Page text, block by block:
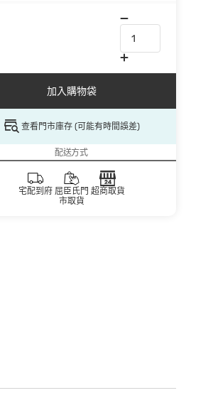
加入購物袋
查看門市庫存 (可能有時間誤差)
配送方式
宅配到府 屈臣氏門
市取貨
超商取貨